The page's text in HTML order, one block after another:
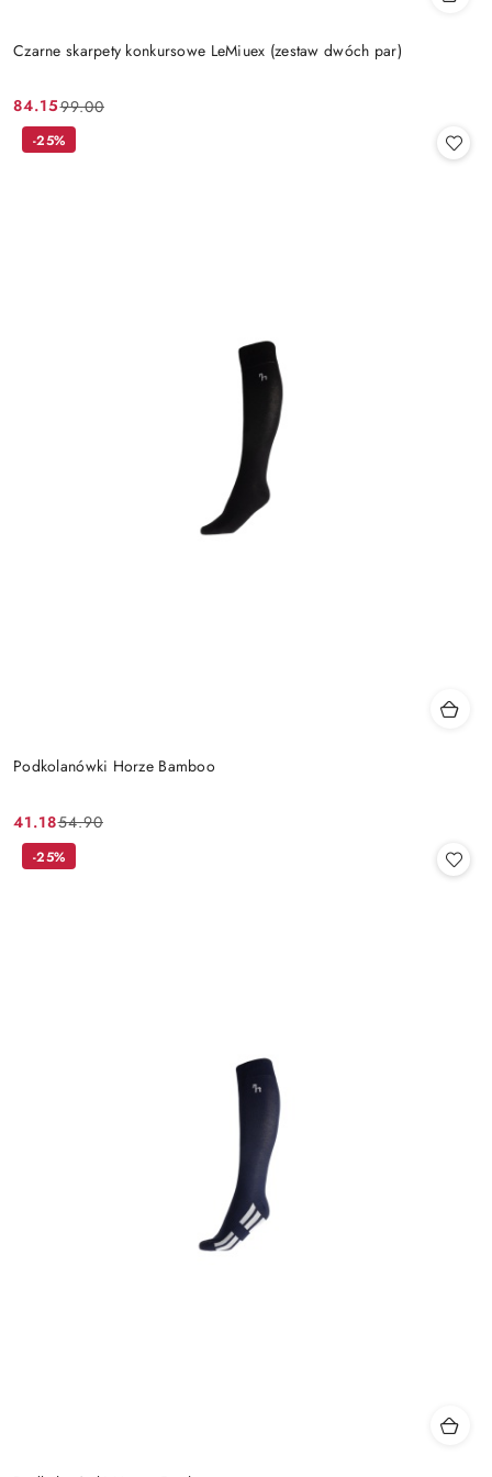
Czarne skarpety konkursowe LeMiuex (zestaw dwóch par)
Cena
promocyjna:
84.15
Cena
przed
99.00
Podkolanówki Horze Bamboo
Cena
promocyjna:
41.18
Cena
przed
54.90
-25%
-25%